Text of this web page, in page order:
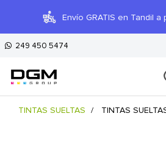
Envío GRATIS en Tandil
249 450 5474
TINTAS SUELTAS TINTAS